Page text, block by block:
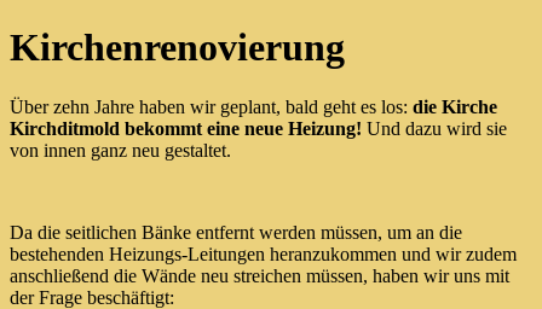
Kirchenrenovierung
Über zehn Jahre haben wir geplant, bald geht es los: die Kirche
Kirchditmold bekommt eine neue Heizung! Und dazu wird sie
von innen ganz neu gestaltet.
Da die seitlichen Bänke entfernt werden müssen, um an die
bestehenden Heizungs-Leitungen heranzukommen und wir zudem
anschließend die Wände neu streichen müssen, haben wir uns mit
der Frage beschäftigt: